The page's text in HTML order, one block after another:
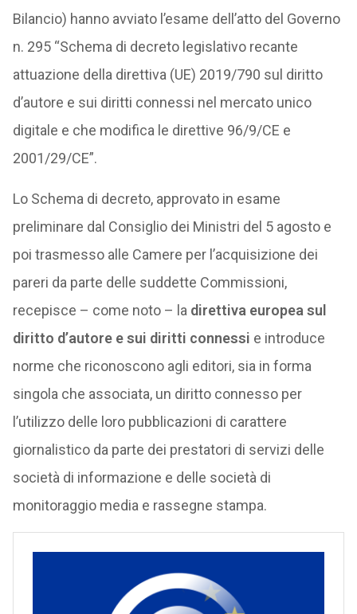
Bilancio) hanno avviato l’esame dell’atto del Governo
n. 295 “Schema di decreto legislativo recante
attuazione della direttiva (UE) 2019/790 sul diritto
d’autore e sui diritti connessi nel mercato unico
digitale e che modifica le direttive 96/9/CE e
2001/29/CE”.
Lo Schema di decreto, approvato in esame
preliminare dal Consiglio dei Ministri del 5 agosto e
poi trasmesso alle Camere per l’acquisizione dei
pareri da parte delle suddette Commissioni,
recepisce – come noto – la direttiva europea sul
diritto d’autore e sui diritti connessi e introduce
norme che riconoscono agli editori, sia in forma
singola che associata, un diritto connesso per
l’utilizzo delle loro pubblicazioni di carattere
giornalistico da parte dei prestatori di servizi delle
società di informazione e delle società di
monitoraggio media e rassegne stampa.